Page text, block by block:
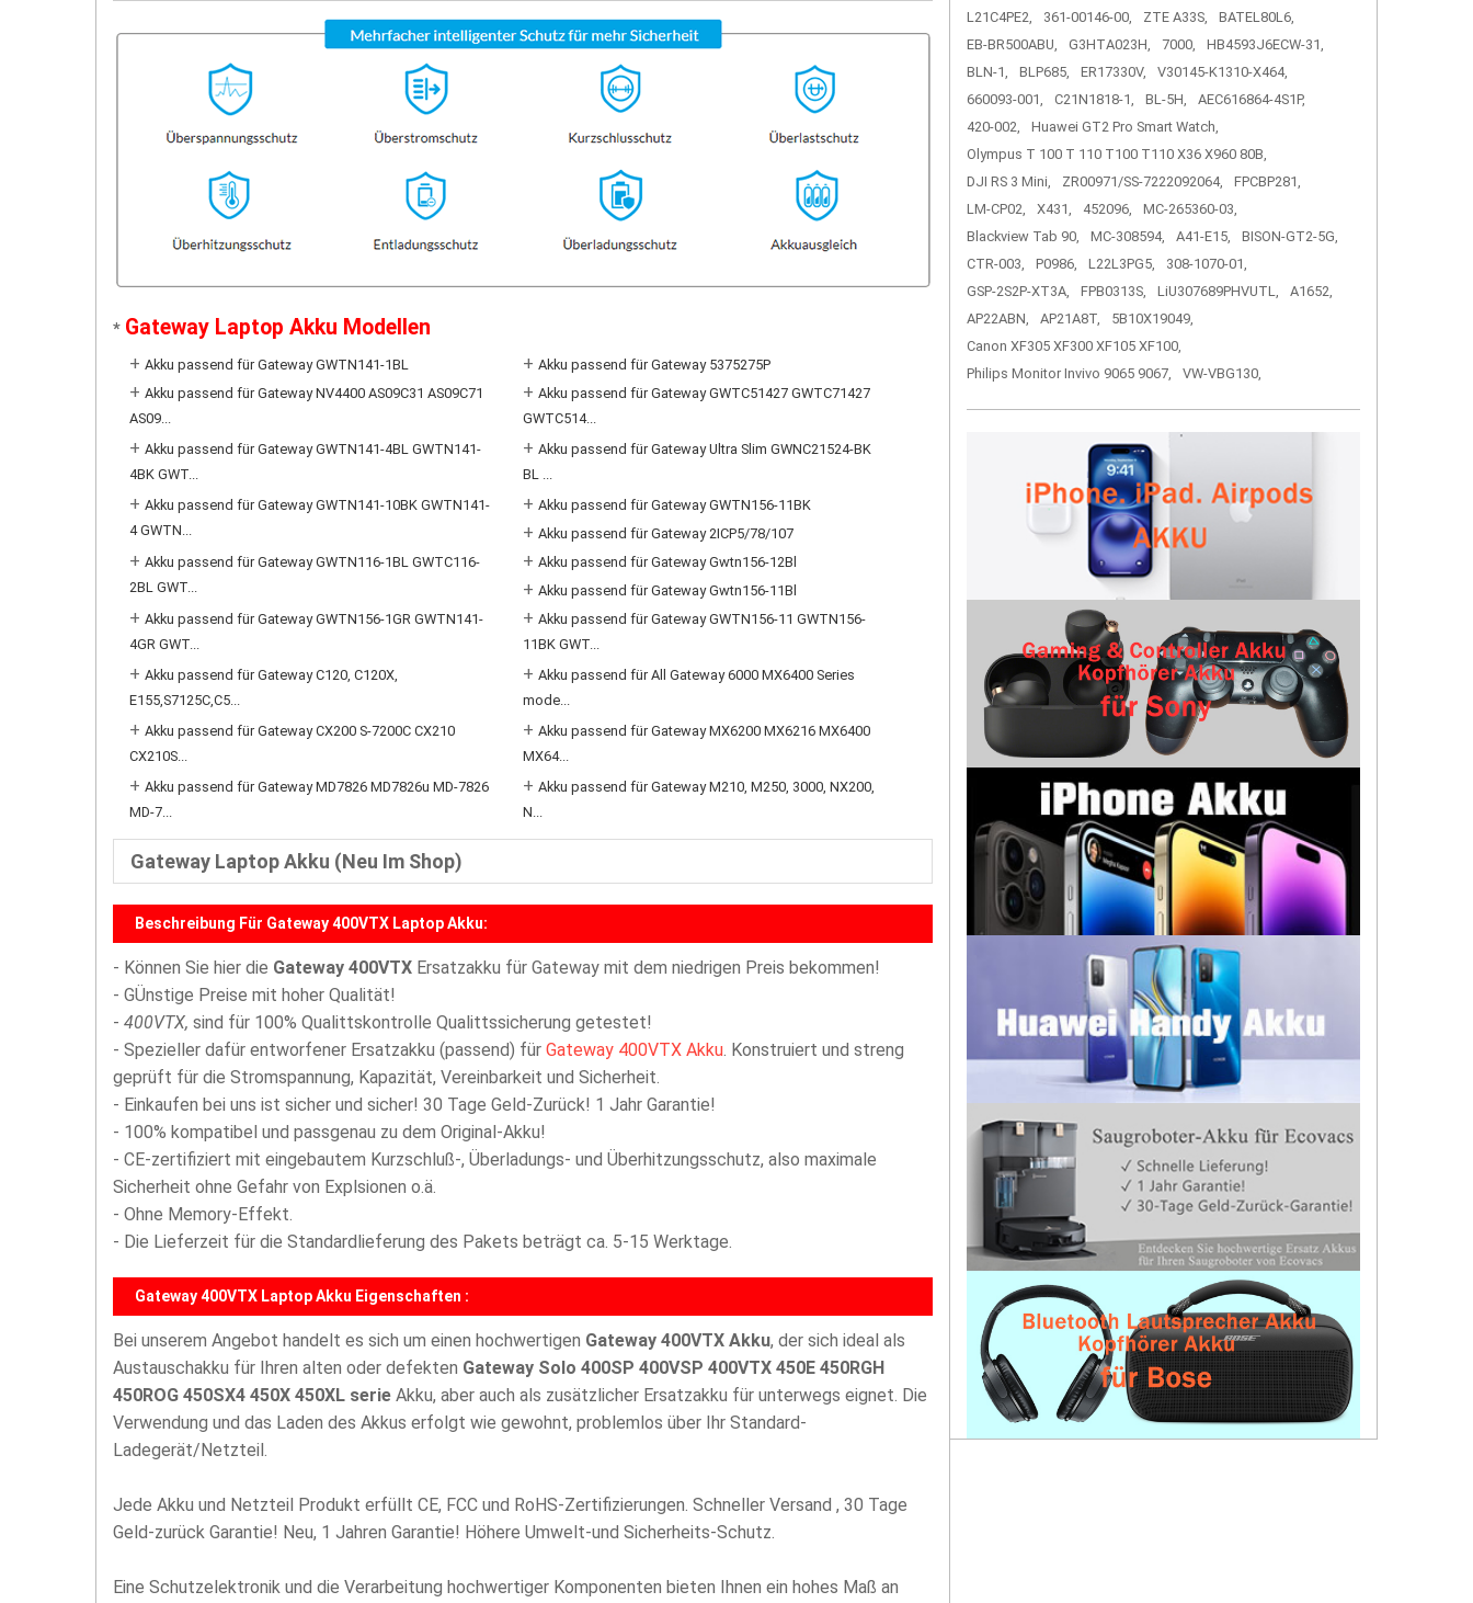
* Gateway Laptop Akku Modellen
+ Akku passend für Gateway GWTN141-1BL +Akku passend für Gateway 5375275P
+ Akku passend für Gateway NV4400 AS09C31 AS09C71
AS09...
+Akku passend für Gateway GWTC51427 GWTC71427
GWTC514...
+ Akku passend für Gateway GWTN141-4BL GWTN141-
4BK GWT...
+Akku passend für Gateway Ultra Slim GWNC21524-BK
BL ...
+ Akku passend für Gateway GWTN141-10BK GWTN141-
4 GWTN...
+Akku passend für Gateway GWTN156-11BK
+Akku passend für Gateway 2ICP5/78/107
+ Akku passend für Gateway GWTN116-1BL GWTC116-
2BL GWT...
+Akku passend für Gateway Gwtn156-12Bl
+Akku passend für Gateway Gwtn156-11Bl
+ Akku passend für Gateway GWTN156-1GR GWTN141-
4GR GWT...
+Akku passend für Gateway GWTN156-11 GWTN156-
11BK GWT...
+ Akku passend für Gateway C120, C120X,
E155,S7125C,C5...
+Akku passend für All Gateway 6000 MX6400 Series
mode...
+ Akku passend für Gateway CX200 S-7200C CX210
CX210S...
+Akku passend für Gateway MX6200 MX6216 MX6400
MX64...
+ Akku passend für Gateway MD7826 MD7826u MD-7826
MD-7...
+Akku passend für Gateway M210, M250, 3000, NX200,
N...
Gateway Laptop Akku (Neu Im Shop)
Beschreibung Für Gateway 400VTX Laptop Akku:
- Können Sie hier die Gateway 400VTX Ersatzakku für Gateway mit dem niedrigen Preis bekommen!
- GÜnstige Preise mit hoher Qualität!
- 400VTX, sind für 100% Qualittskontrolle Qualittssicherung getestet!
- Spezieller dafür entworfener Ersatzakku (passend) für Gateway 400VTX Akku. Konstruiert und streng
geprüft für die Stromspannung, Kapazität, Vereinbarkeit und Sicherheit.
- Einkaufen bei uns ist sicher und sicher! 30 Tage Geld-Zurück! 1 Jahr Garantie!
- 100% kompatibel und passgenau zu dem Original-Akku!
- CE-zertifiziert mit eingebautem Kurzschluß-, Überladungs- und Überhitzungsschutz, also maximale
Sicherheit ohne Gefahr von Explsionen o.ä.
- Ohne Memory-Effekt.
- Die Lieferzeit für die Standardlieferung des Pakets beträgt ca. 5-15 Werktage.
Gateway 400VTX Laptop Akku Eigenschaften :
Bei unserem Angebot handelt es sich um einen hochwertigen Gateway 400VTX Akku, der sich ideal als
Austauschakku für Ihren alten oder defekten Gateway Solo 400SP 400VSP 400VTX 450E 450RGH
450ROG 450SX4 450X 450XL serie Akku, aber auch als zusätzlicher Ersatzakku für unterwegs eignet. Die
Verwendung und das Laden des Akkus erfolgt wie gewohnt, problemlos über Ihr Standard-
Ladegerät/Netzteil.
Jede Akku und Netzteil Produkt erfüllt CE, FCC und RoHS-Zertifizierungen. Schneller Versand , 30 Tage
Geld-zurück Garantie! Neu, 1 Jahren Garantie! Höhere Umwelt-und Sicherheits-Schutz.
Eine Schutzelektronik und die Verarbeitung hochwertiger Komponenten bieten Ihnen ein hohes Maß an
L21C4PE2,
361-00146-00, ZTE A33S,
BATEL80L6,
EB-BR500ABU,
G3HTA023H, 7000,
HB4593J6ECW-31,
BLN-1,
BLP685, ER17330V,
V30145-K1310-X464,
660093-001,
C21N1818-1, BL-5H,
AEC616864-4S1P,
420-002,
Huawei GT2 Pro Smart Watch,
Olympus T 100 T 110 T100 T110 X36 X960 80B,
DJI RS 3 Mini,
ZR00971/SS-7222092064,
FPCBP281,
LM-CP02,
X431, 452096,
MC-265360-03,
Blackview Tab 90,
MC-308594, A41-E15,
BISON-GT2-5G,
CTR-003,
P0986, L22L3PG5,
308-1070-01,
GSP-2S2P-XT3A,
FPB0313S, LiU307689PHVUTL,
A1652,
AP22ABN,
AP21A8T,
5B10X19049,
Canon XF305 XF300 XF105 XF100,
Philips Monitor Invivo 9065 9067,
VW-VBG130,